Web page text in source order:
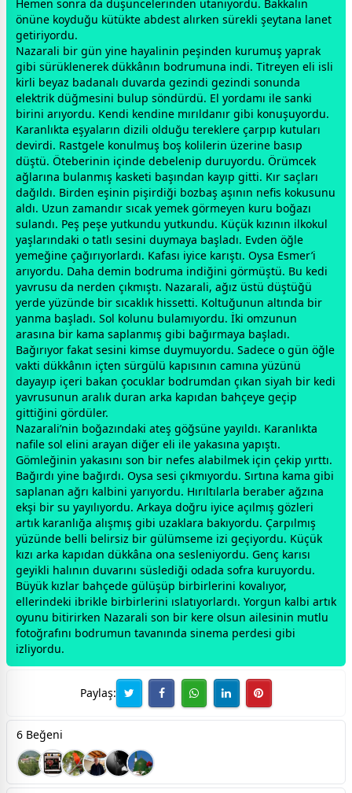
Hemen sonra da düşüncelerinden utanıyordu. Bakkalın
önüne koyduğu kütükte abdest alırken sürekli şeytana lanet
getiriyordu.
Nazarali bir gün yine hayalinin peşinden kurumuş yaprak
gibi sürüklenerek dükkânın bodrumuna indi. Titreyen eli isli
kirli beyaz badanalı duvarda gezindi gezindi sonunda
elektrik düğmesini bulup söndürdü. El yordamı ile sanki
birini arıyordu. Kendi kendine mırıldanır gibi konuşuyordu.
Karanlıkta eşyaların dizili olduğu tereklere çarpıp kutuları
devirdi. Rastgele konulmuş boş kolilerin üzerine basıp
düştü. Öteberinin içinde debelenip duruyordu. Örümcek
ağlarına bulanmış kasketi başından kayıp gitti. Kır saçları
dağıldı. Birden eşinin pişirdiği bozbaş aşının nefis kokusunu
aldı. Uzun zamandır sıcak yemek görmeyen kuru boğazı
sulandı. Peş peşe yutkundu yutkundu. Küçük kızının ilkokul
yaşlarındaki o tatlı sesini duymaya başladı. Evden öğle
yemeğine çağırıyorlardı. Kafası iyice karıştı. Oysa Esmer’i
arıyordu. Daha demin bodruma indiğini görmüştü. Bu kedi
yavrusu da nerden çıkmıştı. Nazarali, ağız üstü düştüğü
yerde yüzünde bir sıcaklık hissetti. Koltuğunun altında bir
yanma başladı. Sol kolunu bulamıyordu. İki omzunun
arasına bir kama saplanmış gibi bağırmaya başladı.
Bağırıyor fakat sesini kimse duymuyordu. Sadece o gün öğle
vakti dükkânın içten sürgülü kapısının camına yüzünü
dayayıp içeri bakan çocuklar bodrumdan çıkan siyah bir kedi
yavrusunun aralık duran arka kapıdan bahçeye geçip
gittiğini gördüler.
Nazarali’nin boğazındaki ateş göğsüne yayıldı. Karanlıkta
nafile sol elini arayan diğer eli ile yakasına yapıştı.
Gömleğinin yakasını son bir nefes alabilmek için çekip yırttı.
Bağırdı yine bağırdı. Oysa sesi çıkmıyordu. Sırtına kama gibi
saplanan ağrı kalbini yarıyordu. Hırıltılarla beraber ağzına
ekşi bir su yayılıyordu. Arkaya doğru iyice açılmış gözleri
artık karanlığa alışmış gibi uzaklara bakıyordu. Çarpılmış
yüzünde belli belirsiz bir gülümseme izi geçiyordu. Küçük
kızı arka kapıdan dükkâna ona sesleniyordu. Genç karısı
geyikli halının duvarını süslediği odada sofra kuruyordu.
Büyük kızlar bahçede gülüşüp birbirlerini kovalıyor,
ellerindeki ibrikle birbirlerini ıslatıyorlardı. Yorgun kalbi artık
oyunu bitirirken Nazarali son bir kere olsun ailesinin mutlu
fotoğrafını bodrumun tavanında sinema perdesi gibi
izliyordu.
Paylaş:
6 Beğeni